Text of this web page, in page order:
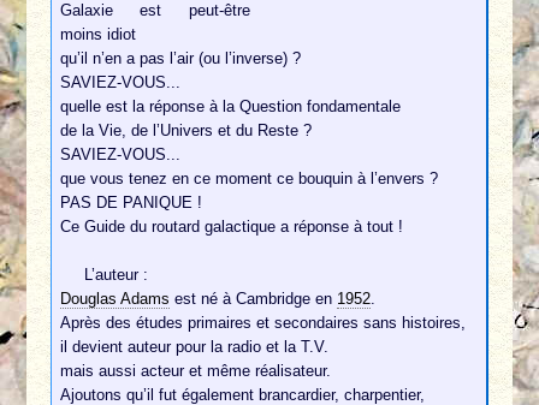
Galaxie est peut-être
moins idiot
qu’il n’en a pas l’air (ou l’inverse) ?
SAVIEZ-VOUS...
quelle est la réponse à la Question fondamentale
de la Vie, de l’Univers et du Reste ?
SAVIEZ-VOUS...
que vous tenez en ce moment ce bouquin à l’envers ?
PAS DE PANIQUE !
Ce Guide du routard galactique a réponse à tout !
L’auteur :
Douglas Adams est né à Cambridge en 1952.
Après des études primaires et secondaires sans histoires,
il devient auteur pour la radio et la T.V.
mais aussi acteur et même réalisateur.
Ajoutons qu’il fut également brancardier, charpentier,